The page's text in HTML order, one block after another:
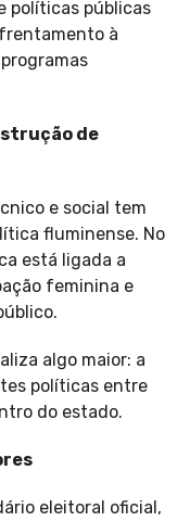
políticas públicas
à
de
e social tem
fluminense. No
está ligada a
feminina e
algo maior: a
políticas entre
do estado.
eleitoral oficial,